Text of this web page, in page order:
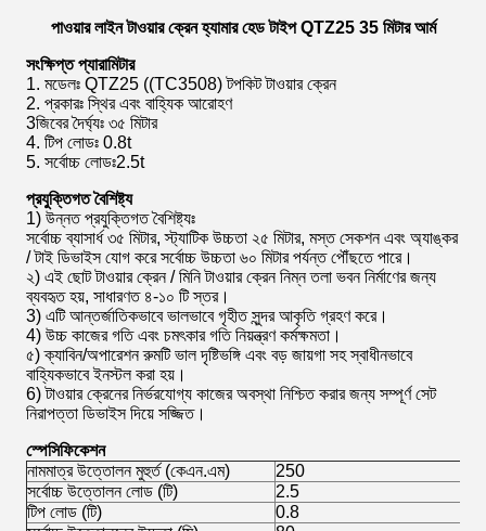
পাওয়ার লাইন টাওয়ার ক্রেন হ্যামার হেড টাইপ QTZ25 35 মিটার আর্ম
সংক্ষিপ্ত প্যারামিটার
1. মডেলঃ QTZ25 ((TC3508) টপকিট টাওয়ার ক্রেন
2. প্রকারঃ স্থির এবং বাহ্যিক আরোহণ
3জিবের দৈর্ঘ্যঃ ৩৫ মিটার
4. টিপ লোডঃ 0.8t
5. সর্বোচ্চ লোডঃ2.5t
প্রযুক্তিগত বৈশিষ্ট্য
1) উন্নত প্রযুক্তিগত বৈশিষ্ট্যঃ
সর্বোচ্চ ব্যাসার্ধ ৩৫ মিটার, স্ট্যাটিক উচ্চতা ২৫ মিটার, মস্ত সেকশন এবং অ্যাঙ্কর
/ টাই ডিভাইস যোগ করে সর্বোচ্চ উচ্চতা ৬০ মিটার পর্যন্ত পৌঁছতে পারে।
২) এই ছোট টাওয়ার ক্রেন / মিনি টাওয়ার ক্রেন নিম্ন তলা ভবন নির্মাণের জন্য
ব্যবহৃত হয়, সাধারণত ৪-১০ টি স্তর।
3) এটি আন্তর্জাতিকভাবে ভালভাবে গৃহীত সুন্দর আকৃতি গ্রহণ করে।
4) উচ্চ কাজের গতি এবং চমৎকার গতি নিয়ন্ত্রণ কর্মক্ষমতা।
৫) ক্যাবিন/অপারেশন রুমটি ভাল দৃষ্টিভঙ্গি এবং বড় জায়গা সহ স্বাধীনভাবে
বাহ্যিকভাবে ইনস্টল করা হয়।
6) টাওয়ার ক্রেনের নির্ভরযোগ্য কাজের অবস্থা নিশ্চিত করার জন্য সম্পূর্ণ সেট
নিরাপত্তা ডিভাইস দিয়ে সজ্জিত।
স্পেসিফিকেশন
নামমাত্র উত্তোলন মুহুর্ত (কেএন.এম)
250
সর্বোচ্চ উত্তোলন লোড (টি)
2.5
টিপ লোড (টি)
0.8